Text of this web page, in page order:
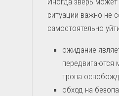
ситуации важно не
самостоятельно
ожидание
передвигаются
тропа
обход на